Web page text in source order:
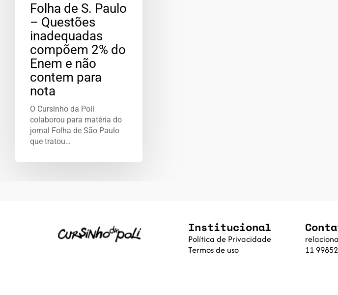
Folha de S. Paulo
– Questões
inadequadas
compõem 2% do
Enem e não
contem para
nota
O Cursinho da Poli
colaborou para matéria do
jornal Folha de São Paulo
que tratou…
Institucional
Política de Privacidade
Termos de uso
11